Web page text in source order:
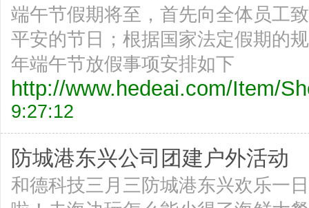
端午节假期将至，首先向全体员工
平安的节日；根据国家法定假期的
年端午节放假事项安排如下
http://www.hedeai.com/Item/
9:27:12
防城港东兴公司团建户外活动
和德科技三月三防城港东兴欢乐一